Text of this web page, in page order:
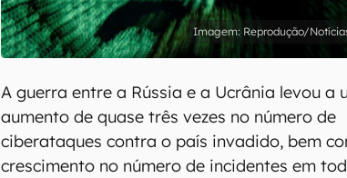
Reprodução/
A guerra entre a Rússia e a Ucrânia levou a
aumento de quase três vezes no número de
ciberataques contra o país invadido, bem
crescimento no número de incidentes em